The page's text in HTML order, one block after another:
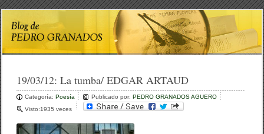
19/03/12:La tumba/ EDGAR ARTAUD
Categoría:Poesía Publicado por:PEDRO GRANADOS AGUERO
Visto:1935 veces